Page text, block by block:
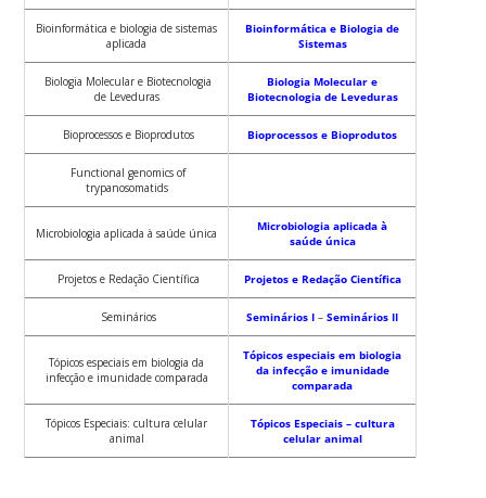
Bioinformática e biologia de sistemas
aplicada
Bioinformática e Biologia de
Sistemas
Biologia Molecular e Biotecnologia
de Leveduras
Biologia Molecular e
Biotecnologia de Leveduras
Bioprocessos e Bioprodutos Bioprocessos e Bioprodutos
Functional genomics of
trypanosomatids
Microbiologia aplicada à saúde única
Microbiologia aplicada à
saúde única
Projetos e Redação Científica Projetos e Redação Científica
Seminários Seminários I –Seminários II
Tópicos especiais em biologia da
infecção e imunidade comparada
Tópicos especiais em biologia
da infecção e imunidade
comparada
Tópicos Especiais: cultura celular
animal
Tópicos Especiais – cultura
celular animal